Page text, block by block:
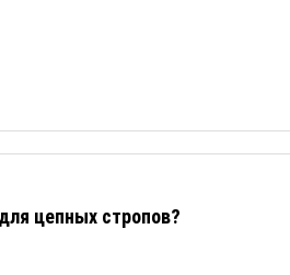
цепных стропов?